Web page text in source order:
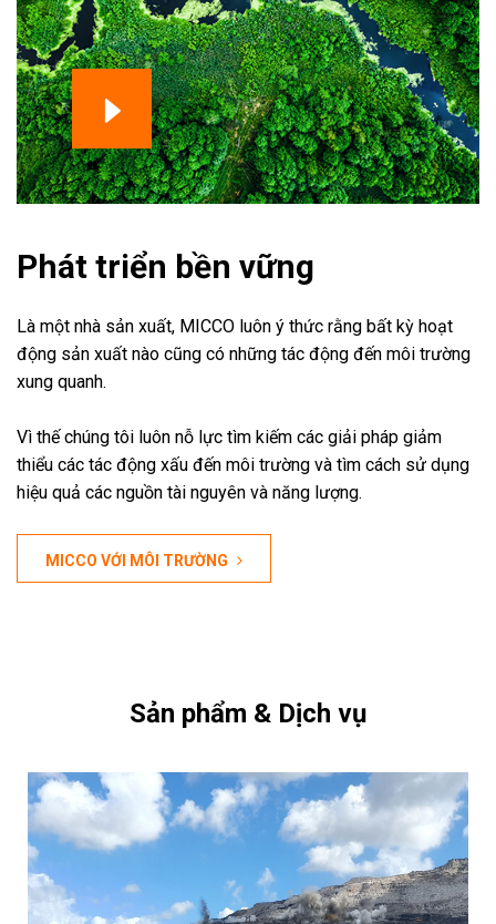
Phát triển bền vững
Là một nhà sản xuất, MICCO luôn ý thức rằng bất kỳ hoạt
động sản xuất nào cũng có những tác động đến môi trường
xung quanh.
Vì thế chúng tôi luôn nỗ lực tìm kiếm các giải pháp giảm
thiểu các tác động xấu đến môi trường và tìm cách sử dụng
hiệu quả các nguồn tài nguyên và năng lượng.
MICCO VỚI MÔI TRƯỜNG
Sản phẩm & Dịch vụ